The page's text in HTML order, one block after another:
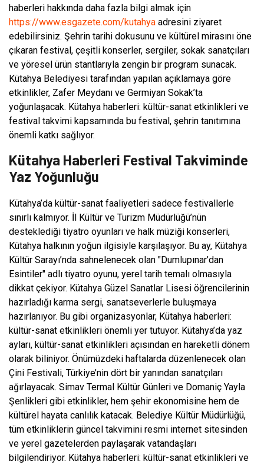
haberleri hakkında daha fazla bilgi almak için
https://www.esgazete.com/kutahya adresini ziyaret
edebilirsiniz. Şehrin tarihi dokusunu ve kültürel mirasını öne
çıkaran festival, çeşitli konserler, sergiler, sokak sanatçıları
ve yöresel ürün stantlarıyla zengin bir program sunacak.
Kütahya Belediyesi tarafından yapılan açıklamaya göre
etkinlikler, Zafer Meydanı ve Germiyan Sokak’ta
yoğunlaşacak. Kütahya haberleri: kültür-sanat etkinlikleri ve
festival takvimi kapsamında bu festival, şehrin tanıtımına
önemli katkı sağlıyor.
Kütahya Haberleri Festival Takviminde
Yaz Yoğunluğu
Kütahya’da kültür-sanat faaliyetleri sadece festivallerle
sınırlı kalmıyor. İl Kültür ve Turizm Müdürlüğü’nün
desteklediği tiyatro oyunları ve halk müziği konserleri,
Kütahya halkının yoğun ilgisiyle karşılaşıyor. Bu ay, Kütahya
Kültür Sarayı’nda sahnelenecek olan "Dumlupınar’dan
Esintiler" adlı tiyatro oyunu, yerel tarih temalı olmasıyla
dikkat çekiyor. Kütahya Güzel Sanatlar Lisesi öğrencilerinin
hazırladığı karma sergi, sanatseverlerle buluşmaya
hazırlanıyor. Bu gibi organizasyonlar, Kütahya haberleri:
kültür-sanat etkinlikleri önemli yer tutuyor. Kütahya’da yaz
ayları, kültür-sanat etkinlikleri açısından en hareketli dönem
olarak biliniyor. Önümüzdeki haftalarda düzenlenecek olan
Çini Festivali, Türkiye’nin dört bir yanından sanatçıları
ağırlayacak. Simav Termal Kültür Günleri ve Domaniç Yayla
Şenlikleri gibi etkinlikler, hem şehir ekonomisine hem de
kültürel hayata canlılık katacak. Belediye Kültür Müdürlüğü,
tüm etkinliklerin güncel takvimini resmi internet sitesinden
ve yerel gazetelerden paylaşarak vatandaşları
bilgilendiriyor. Kütahya haberleri: kültür-sanat etkinlikleri ve